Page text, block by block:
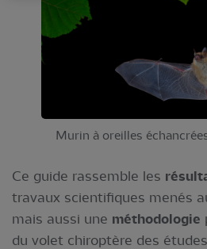
Murin à oreilles
Ce guide rassemble les
travaux scientifiques menés
mais aussi une méthodologie
du volet chiroptère des